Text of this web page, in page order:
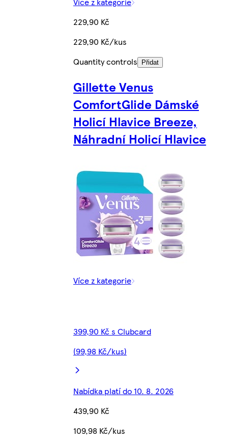
229,90 Kč
229,90 Kč/kus
Quantity controls
Přidat
Gillette Venus
ComfortGlide Dámské
Holicí Hlavice Breeze,
Náhradní Holicí Hlavice
Více z kategorie
399,90 Kč s Clubcard
(99,98 Kč/kus)
Nabídka platí do 10. 8. 2026
439,90 Kč
109,98 Kč/kus